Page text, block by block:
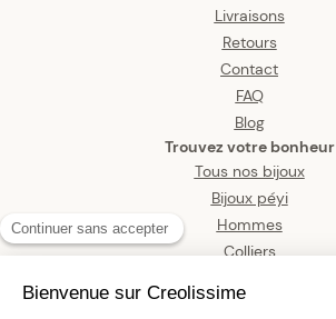
Livraisons
Retours
Contact
FAQ
Blog
Trouvez votre bonheur
Tous nos bijoux
Bijoux péyi
Hommes
Colliers
Bracelets